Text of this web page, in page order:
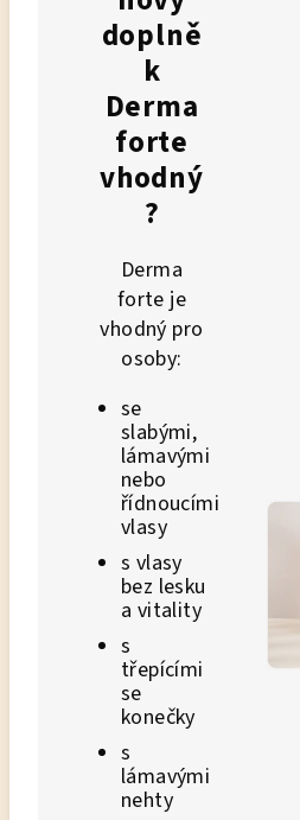
doplně
k
Derma
forte
vhodný
?
Derma
forte je
vhodný pro
osoby:
se
slabými,
lámavými
nebo
řídnoucími
vlasy
s vlasy
bez lesku
a vitality
s
třepícími
se
konečky
s
lámavými
nehty